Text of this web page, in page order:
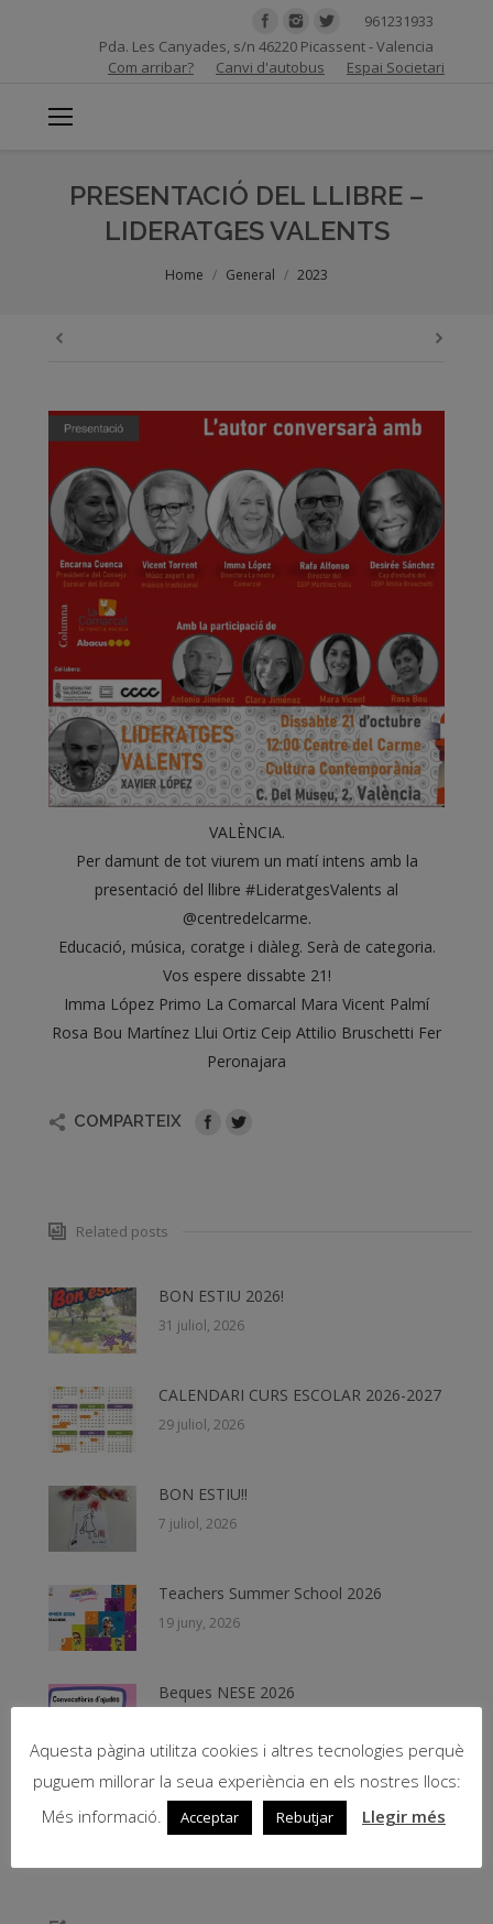
961231933
Pda. Les Canyades, s/n 46220 Picassent - Valencia
Com arribar?
Canvi d'autobus Espai Societari
PRESENTACIÓ DEL LLIBRE –
LIDERATGES VALENTS
Home General 2023
VALÈNCIA.
Per damunt de tot viurem un matí intens amb la
presentació del llibre #LideratgesValents al
@centredelcarme.
Educació, música, coratge i diàleg. Serà de categoria.
Vos espere dissabte 21!
Imma López Primo La Comarcal Mara Vicent Palmí
Rosa Bou Martínez Llui Ortiz Ceip Attilio Bruschetti Fer
Peronajara
COMPARTEIX
Related posts
BON ESTIU 2026!
31 juliol, 2026
CALENDARI CURS ESCOLAR 2026-2027
29 juliol, 2026
BON ESTIU!!
7 juliol, 2026
Teachers Summer School 2026
19 juny, 2026
Beques NESE 2026
PICNIC de Fernando Arrabal – Teatre
8 juny, 2026
Aquesta pàgina utilitza cookies i altres tecnologies perquè
puguem millorar la seua experiència en els nostres llocs:
Més informació.
Acceptar Rebutjar Llegir més